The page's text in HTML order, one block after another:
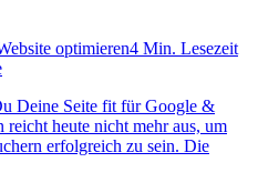
4 Min. Lesezeit
Deine Seite fit für Google &
heute nicht mehr aus, um
erfolgreich zu sein. Die